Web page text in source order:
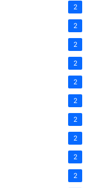
2
2
2
2
2
2
2
2
2
2